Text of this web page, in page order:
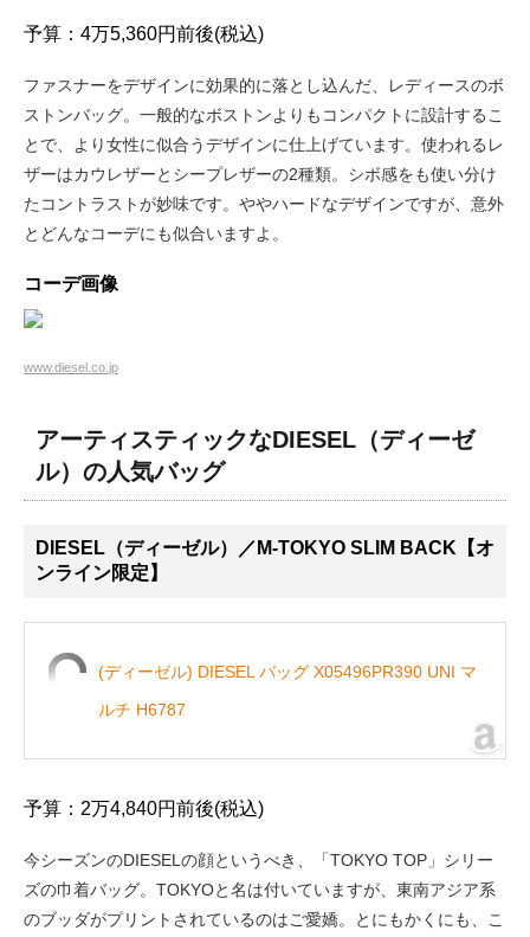
予算：4万5,360円前後(税込)
ファスナーをデザインに効果的に落とし込んだ、レディースのボ
ストンバッグ。一般的なボストンよりもコンパクトに設計するこ
とで、より女性に似合うデザインに仕上げています。使われるレ
ザーはカウレザーとシープレザーの2種類。シボ感をも使い分け
たコントラストが妙味です。ややハードなデザインですが、意外
とどんなコーデにも似合いますよ。
コーデ画像
www.diesel.co.jp
アーティスティックなDIESEL（ディーゼ
ル）の人気バッグ
DIESEL（ディーゼル）／M-TOKYO SLIM BACK【オ
ンライン限定】
(ディーゼル) DIESEL バッグ X05496PR390 UNI マ
ルチ H6787
予算：2万4,840円前後(税込)
今シーズンのDIESELの顔というべき、「TOKYO TOP」シリー
ズの巾着バッグ。TOKYOと名は付いていますが、東南アジア系
のブッダがプリントされているのはご愛嬌。とにもかくにも、こ